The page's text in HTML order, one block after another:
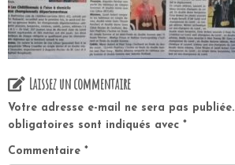
Laissez un commentaire
Votre adresse e-mail ne sera pas publiée.
obligatoires sont indiqués avec *
Commentaire *